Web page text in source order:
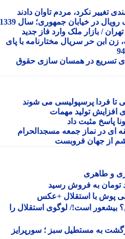
نکرد، مردم تاوان دادند
خیابان جمهوری؛ سال 1339
بازار ملک وارد فاز جدید
حر سریال مختارنامه با پای
در همسان سازی حقوق
فردا پرسپولیسی می شوند
تولید مهمات
مثبت داد
نماز جمعه مسجدالحرام
از جهان فروبست
طاهری
با استقلال +عکس
است!/ لوگوی استقلال را
به مستطیل سبز ؛ سورپرایز